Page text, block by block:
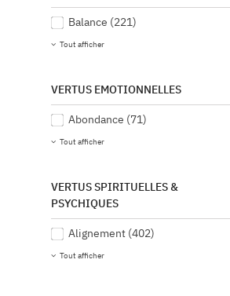
Balance (221)
Tout afficher
VERTUS EMOTIONNELLES
Abondance (71)
Tout afficher
VERTUS SPIRITUELLES &
PSYCHIQUES
Alignement (402)
Tout afficher